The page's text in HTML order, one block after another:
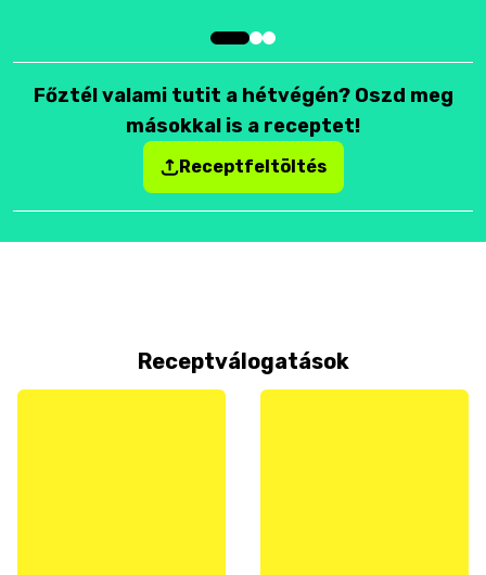
Főztél valami tutit a hétvégén? Oszd meg
másokkal is a receptet!
Receptfeltöltés
Receptválogatások